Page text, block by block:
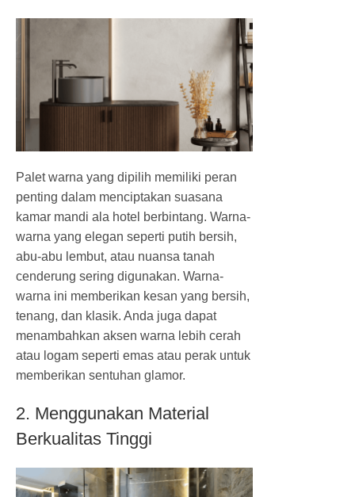
Palet warna yang dipilih memiliki peran
penting dalam menciptakan suasana
kamar mandi ala hotel berbintang. Warna-
warna yang elegan seperti putih bersih,
abu-abu lembut, atau nuansa tanah
cenderung sering digunakan. Warna-
warna ini memberikan kesan yang bersih,
tenang, dan klasik. Anda juga dapat
menambahkan aksen warna lebih cerah
atau logam seperti emas atau perak untuk
memberikan sentuhan glamor.
2. Menggunakan Material
Berkualitas Tinggi